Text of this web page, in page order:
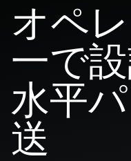
オペ
一で
水平
送